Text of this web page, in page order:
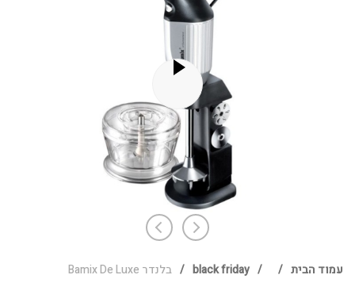
עמוד הבית /
/
black friday
/ בלנדר Bamix De Luxe